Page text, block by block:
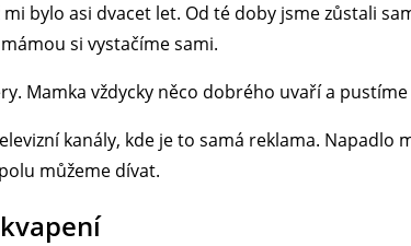
bylo asi dvacet let. Od té doby jsme zůstali
si vystačíme sami.
Mamka vždycky něco dobrého uvaří a
kanály, kde je to samá reklama.
můžeme dívat.